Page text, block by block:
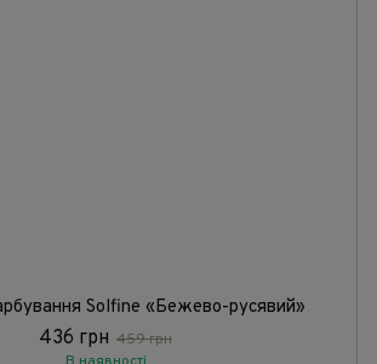
Solfine «Бежево-русявий»
436 грн 459 грн